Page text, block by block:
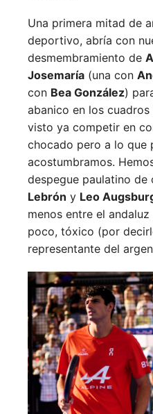
Una primera mitad de
deportivo, abría con
desmembramiento de
Josemaría (una con
con Bea González)
abanico en los
visto ya competir en
chocado pero a lo que
acostumbramos.
despegue paulatino de
Lebrón y Leo
menos entre el
poco, tóxico (por
representante del